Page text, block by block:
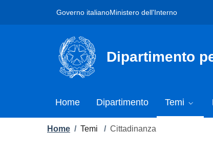
Governo italianoMinistero dell'Interno
Dipartimento
Home Dipartimento Temi
Breadcrumb
Home / Temi / Cittadinanza